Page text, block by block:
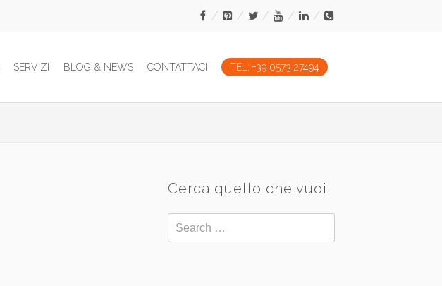
SERVIZI BLOG & NEWS CONTATTACI TEL: +39 0573 27494
Cerca quello che vuoi!